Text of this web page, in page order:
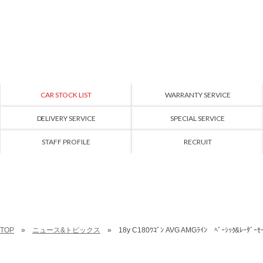
CAR STOCK LIST WARRANTY SERVICE
DELIVERY SERVICE SPECIAL SERVICE
STAFF PROFILE RECRUIT
TOP ニュース&トピックス 18y C180ﾜｺﾞﾝ AVG AMGﾗｲﾝ ﾍﾞｰｼｯｸ&ﾚｰﾀﾞｰ